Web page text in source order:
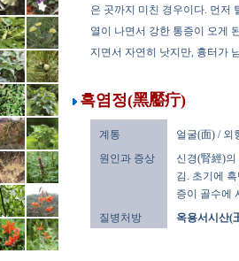
은 곳까지 미친 경우이다. 먼저
열이 나면서 강한 통증이 오게
지면서 자연히 낫지만, 흉터가
흑염정(黑靨疔)
계통
얼굴(面) / 외
원인과 증상
신경(腎經)의
김. 초기에
증이 골수에
질병처방
옥용서시산(